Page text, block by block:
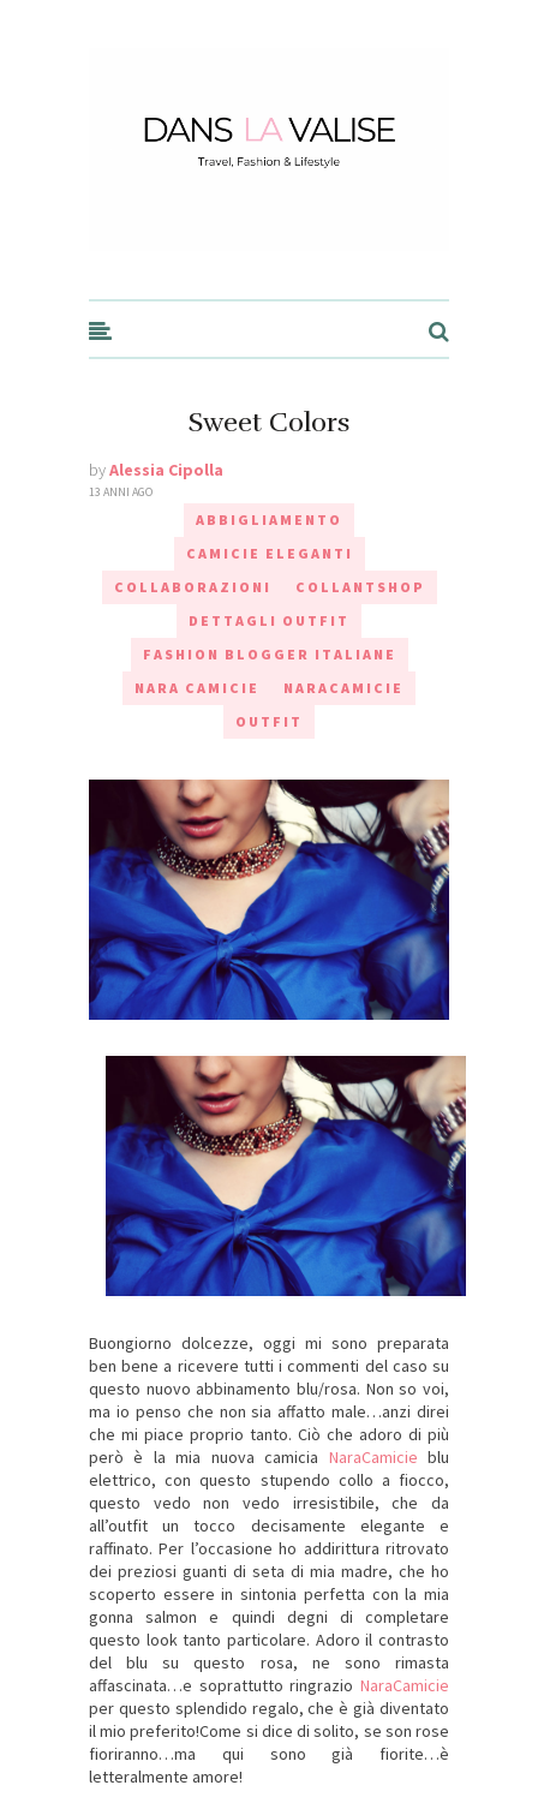
Sweet Colors
byAlessia Cipolla
13 ANNI AGO
ABBIGLIAMENTO
CAMICIE ELEGANTI
COLLABORAZIONI
COLLANTSHOP
DETTAGLI OUTFIT
FASHION BLOGGER ITALIANE
NARA CAMICIE
NARACAMICIE
OUTFIT
Buongiorno dolcezze, oggi mi sono preparata
ben bene a ricevere tutti i commenti del caso su
questo nuovo abbinamento blu/rosa. Non so voi,
ma io penso che non sia affatto male…anzi direi
che mi piace proprio tanto. Ciò che adoro di più
però è la mia nuova camicia NaraCamicie blu
elettrico, con questo stupendo collo a fiocco,
questo vedo non vedo irresistibile, che da
all’outfit un tocco decisamente elegante e
raffinato. Per l’occasione ho addirittura ritrovato
dei preziosi guanti di seta di mia madre, che ho
scoperto essere in sintonia perfetta con la mia
gonna salmon e quindi degni di completare
questo look tanto particolare. Adoro il contrasto
del blu su questo rosa, ne sono rimasta
affascinata…e soprattutto ringrazio NaraCamicie
per questo splendido regalo, che è già diventato
il mio preferito!Come si dice di solito, se son rose
fioriranno…ma qui sono già fiorite…è
letteralmente amore!